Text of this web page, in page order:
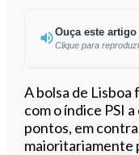
Ouça este artigo
Clique para
A bolsa de Lisboa
com o índice PSI
pontos, em
maioritariamente